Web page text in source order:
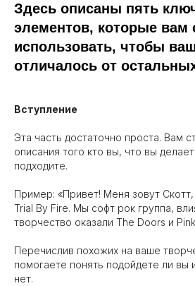
Здесь описаны пять
элементов, которые вам
использовать, чтобы
отличалось от
Вступление
Эта часть достаточно проста. Вам
описания того кто вы, что вы
подходите.
Пример: «Привет! Меня зовут
Trial By Fire. Мы софт рок группа,
творчество оказали The Doors и
Перечислив похожих на ваше
помогаете понять подойдете ли вы
нет.